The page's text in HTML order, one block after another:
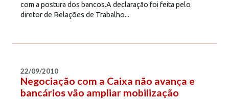
com a postura dos bancos.A declaração foi feita pelo
diretor de Relações de Trabalho...
22/09/2010
Negociação com a Caixa não avança e
bancários vão ampliar mobilização